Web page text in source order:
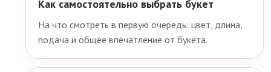
Как самостоятельно выбрать букет
На что смотреть в первую очередь: цвет, длина,
подача и общее впечатление от букета.